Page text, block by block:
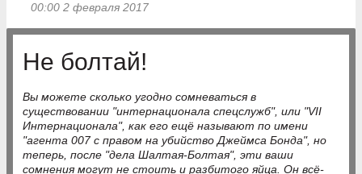
00:00 2 февраля 2017
Не болтай!
Вы можете сколько угодно сомневаться в
существовании "интернационала спецслужб", или "VII
Интернационала", как его ещё называют по имени
"агента 007 с правом на убийство Джеймса Бонда", но
теперь, после "дела Шалтая-Болтая", эти ваши
сомнения могут не стоить и разбитого яйца. Он всё-